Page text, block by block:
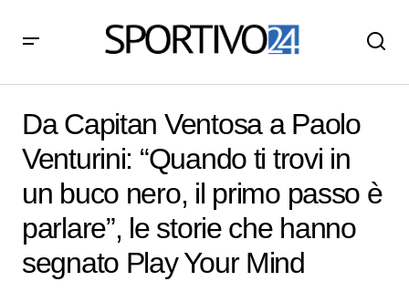
in un buco nero, il primo passo è parlare”, le storie che
hanno segnato Play Your Mind
Da Capitan Ventosa a Paolo
Venturini: “Quando ti trovi in
un buco nero, il primo passo è
parlare”, le storie che hanno
segnato Play Your Mind